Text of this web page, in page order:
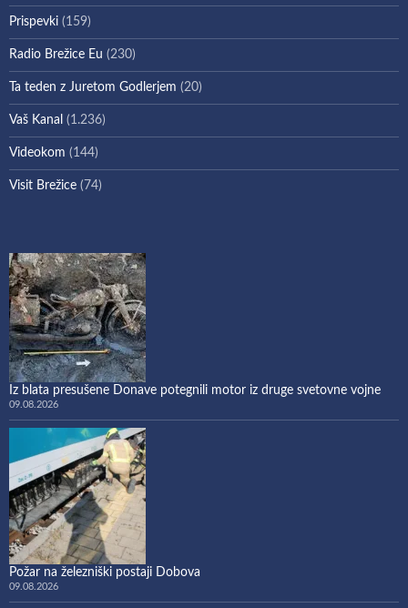
Prispevki (159)
Radio Brežice Eu (230)
Ta teden z Juretom Godlerjem (20)
Vaš Kanal (1.236)
Videokom (144)
Visit Brežice (74)
Iz blata presušene Donave potegnili motor iz druge svetovne vojne
09.08.2026
Požar na železniški postaji Dobova
09.08.2026